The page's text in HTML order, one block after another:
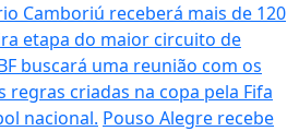
Camboriú receberá mais de 120
etapa do maior circuito de
buscará uma reunião com os
regras criadas na copa pela Fifa
nacional. Pouso Alegre recebe